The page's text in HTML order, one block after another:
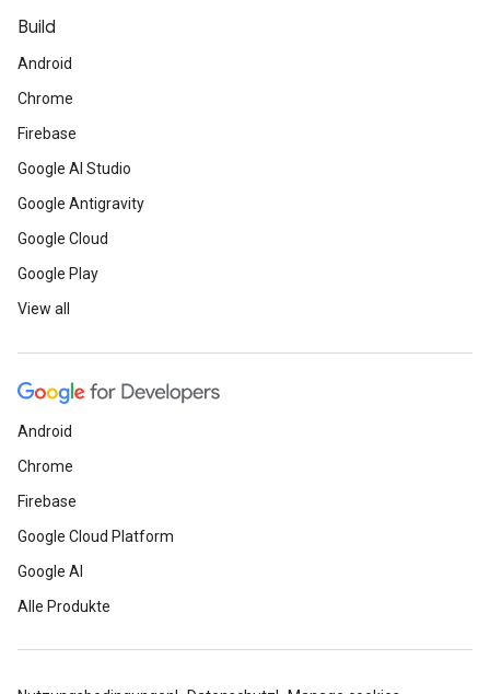
Build
Android
Chrome
Firebase
Google AI Studio
Google Antigravity
Google Cloud
Google Play
View all
Android
Chrome
Firebase
Google Cloud Platform
Google AI
Alle Produkte